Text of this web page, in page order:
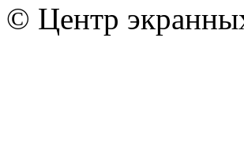
© Центр